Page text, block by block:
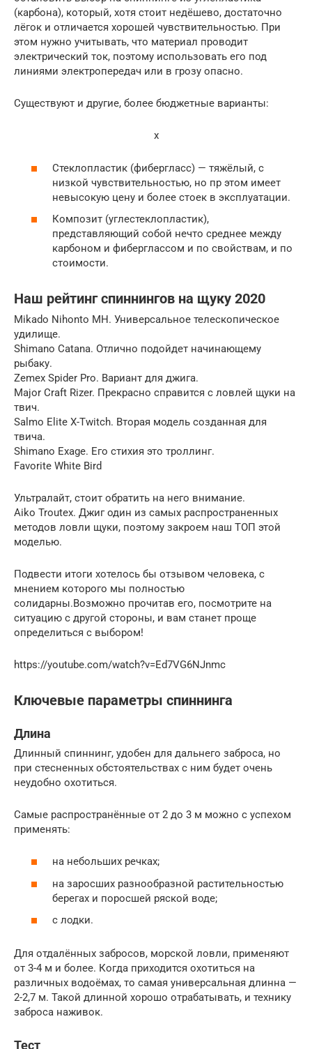
(карбона), который, хотя стоит недёшево, достаточно
лёгок и отличается хорошей чувствительностью. При
этом нужно учитывать, что материал проводит
электрический ток, поэтому использовать его под
линиями электропередач или в грозу опасно.
Существуют и другие, более бюджетные варианты:
x
Стеклопластик (фибергласс) — тяжёлый, с
низкой чувствительностью, но пр этом имеет
невысокую цену и более стоек в эксплуатации.
Композит (углестеклопластик),
представляющий собой нечто среднее между
карбоном и фиберглассом и по свойствам, и по
стоимости.
Наш рейтинг спиннингов на щуку 2020
Mikado Nihonto MH. Универсальное телескопическое
удилище.
Shimano Catana. Отлично подойдет начинающему
рыбаку.
Zemex Spider Pro. Вариант для джига.
Major Craft Rizer. Прекрасно справится с ловлей щуки на
твич.
Salmo Elite X-Twitch. Вторая модель созданная для
твича.
Shimano Exage. Его стихия это троллинг.
Favorite White Bird
Ультралайт, стоит обратить на него внимание.
Aiko Troutex. Джиг один из самых распространенных
методов ловли щуки, поэтому закроем наш ТОП этой
моделью.
Подвести итоги хотелось бы отзывом человека, с
мнением которого мы полностью
солидарны.Возможно прочитав его, посмотрите на
ситуацию с другой стороны, и вам станет проще
определиться с выбором!
https://youtube.com/watch?v=Ed7VG6NJnmc
Ключевые параметры спиннинга
Длина
Длинный спиннинг, удобен для дальнего заброса, но
при стесненных обстоятельствах с ним будет очень
неудобно охотиться.
Самые распространённые от 2 до 3 м можно с успехом
применять:
на небольших речках;
на заросших разнообразной растительностью
берегах и поросшей ряской воде;
с лодки.
Для отдалённых забросов, морской ловли, применяют
от 3-4 м и более. Когда приходится охотиться на
различных водоёмах, то самая универсальная длинна —
2-2,7 м. Такой длинной хорошо отрабатывать, и технику
заброса наживок.
Тест